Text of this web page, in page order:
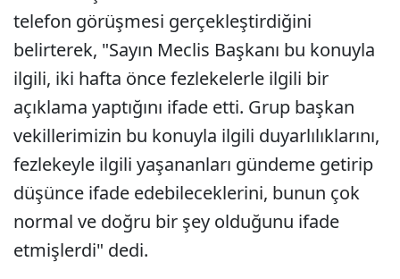
telefon görüşmesi gerçekleştirdiğini
belirterek, "Sayın Meclis Başkanı bu konuyla
ilgili, iki hafta önce fezlekelerle ilgili bir
açıklama yaptığını ifade etti. Grup başkan
vekillerimizin bu konuyla ilgili duyarlılıklarını,
fezlekeyle ilgili yaşananları gündeme getirip
düşünce ifade edebileceklerini, bunun çok
normal ve doğru bir şey olduğunu ifade
etmişlerdi" dedi.